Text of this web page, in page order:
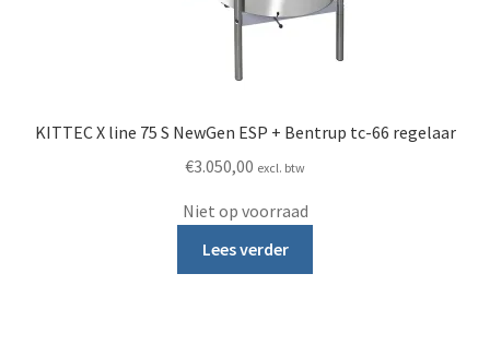
KITTEC X line 75 S NewGen ESP + Bentrup tc-66 regelaar
€3.050,00 excl. btw
Niet op voorraad
Lees verder